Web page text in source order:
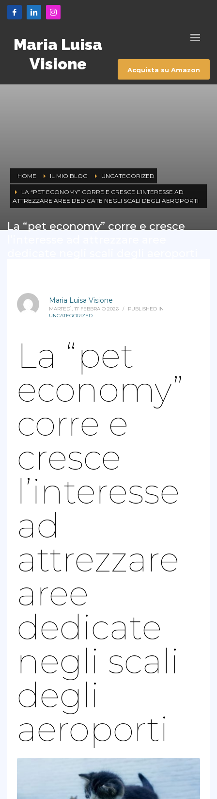
Maria Luisa
Visione
Acquista su Amazon
HOME IL MIO BLOG UNCATEGORIZED
LA “PET ECONOMY” CORRE E CRESCE L’INTERESSE AD
ATTREZZARE AREE DEDICATE NEGLI SCALI DEGLI AEROPORTI
La “pet economy” corre e cresce
Maria Luisa Visione
MARTEDÌ, 17 FEBBRAIO 2026 /
PUBLISHED IN
UNCATEGORIZED
La “pet
economy”
corre e
cresce
l’interesse
ad
attrezzare
aree
dedicate
negli scali
degli
aeroporti